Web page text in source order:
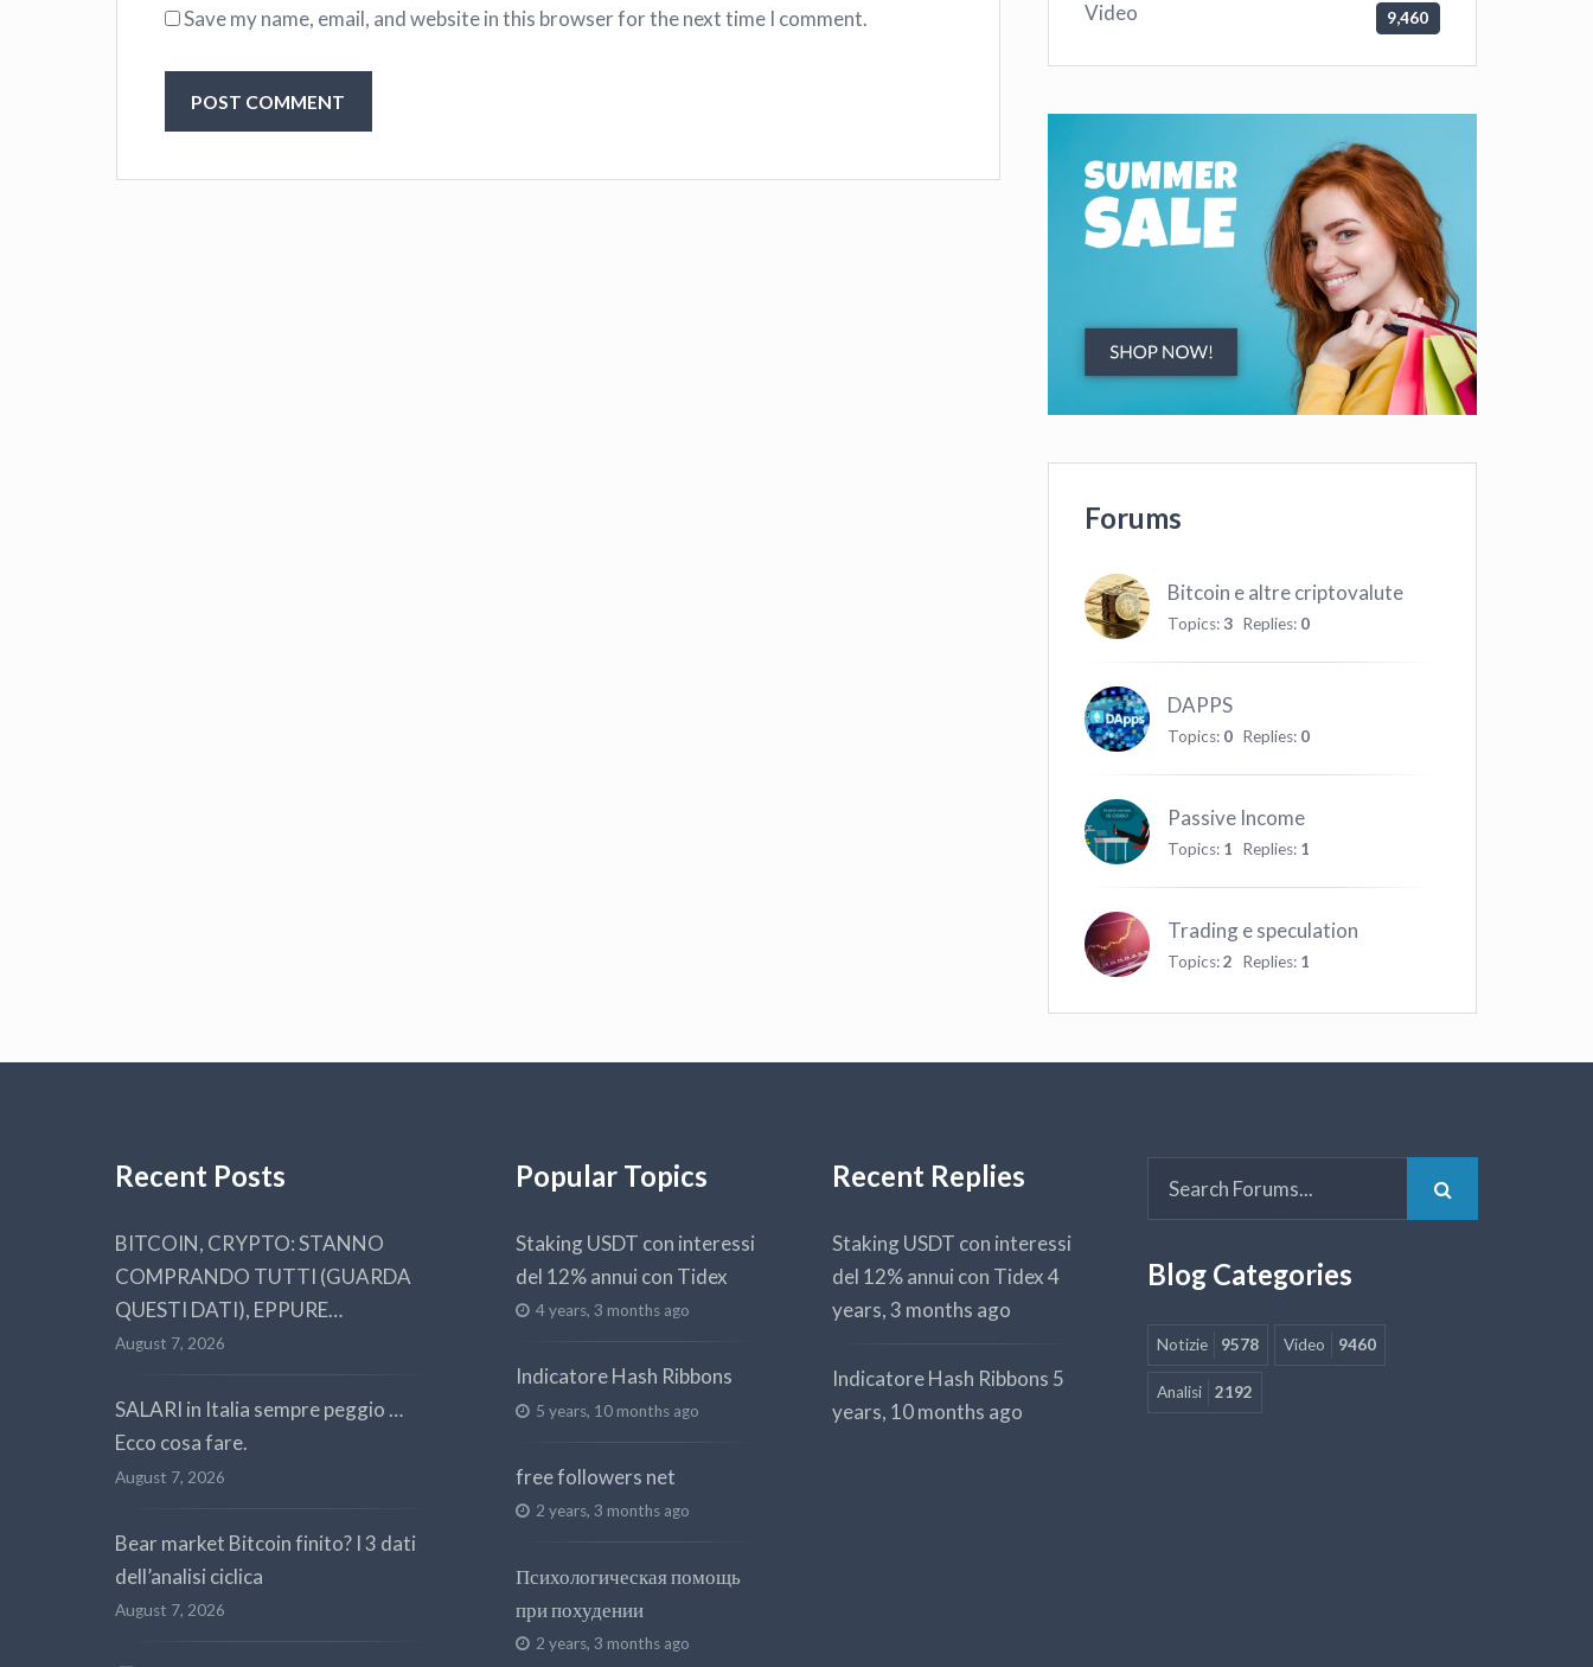
Save my name, email, and website in this browser for the next time I comment. Video 9,460
Forums
Bitcoin e altre criptovalute
Topics:3 Replies: 0
DAPPS
Topics: 0 Replies: 0
Passive Income
Topics: 1 Replies: 1
Trading e speculation
Topics:2 Replies: 1
Recent Posts
BITCOIN, CRYPTO: STANNO
COMPRANDO TUTTI (GUARDA
QUESTI DATI), EPPURE…
August 7, 2026
SALARI in Italia sempre peggio …
Ecco cosa fare.
August 7, 2026
Bear market Bitcoin finito? I 3 dati
dell’analisi ciclica
August 7, 2026
Popular Topics
Staking USDT con interessi
del 12% annui con Tidex
4 years, 3 months ago
Indicatore Hash Ribbons
5 years, 10 months ago
free followers net
2 years, 3 months ago
Психологическая помощь
при похудении
2 years, 3 months ago
Recent Replies
Staking USDT con interessi
del 12% annui con Tidex4
years, 3 months ago
Indicatore Hash Ribbons 5
years, 10 months ago
Blog Categories
Notizie 9578 Video 9460
Analisi 2192